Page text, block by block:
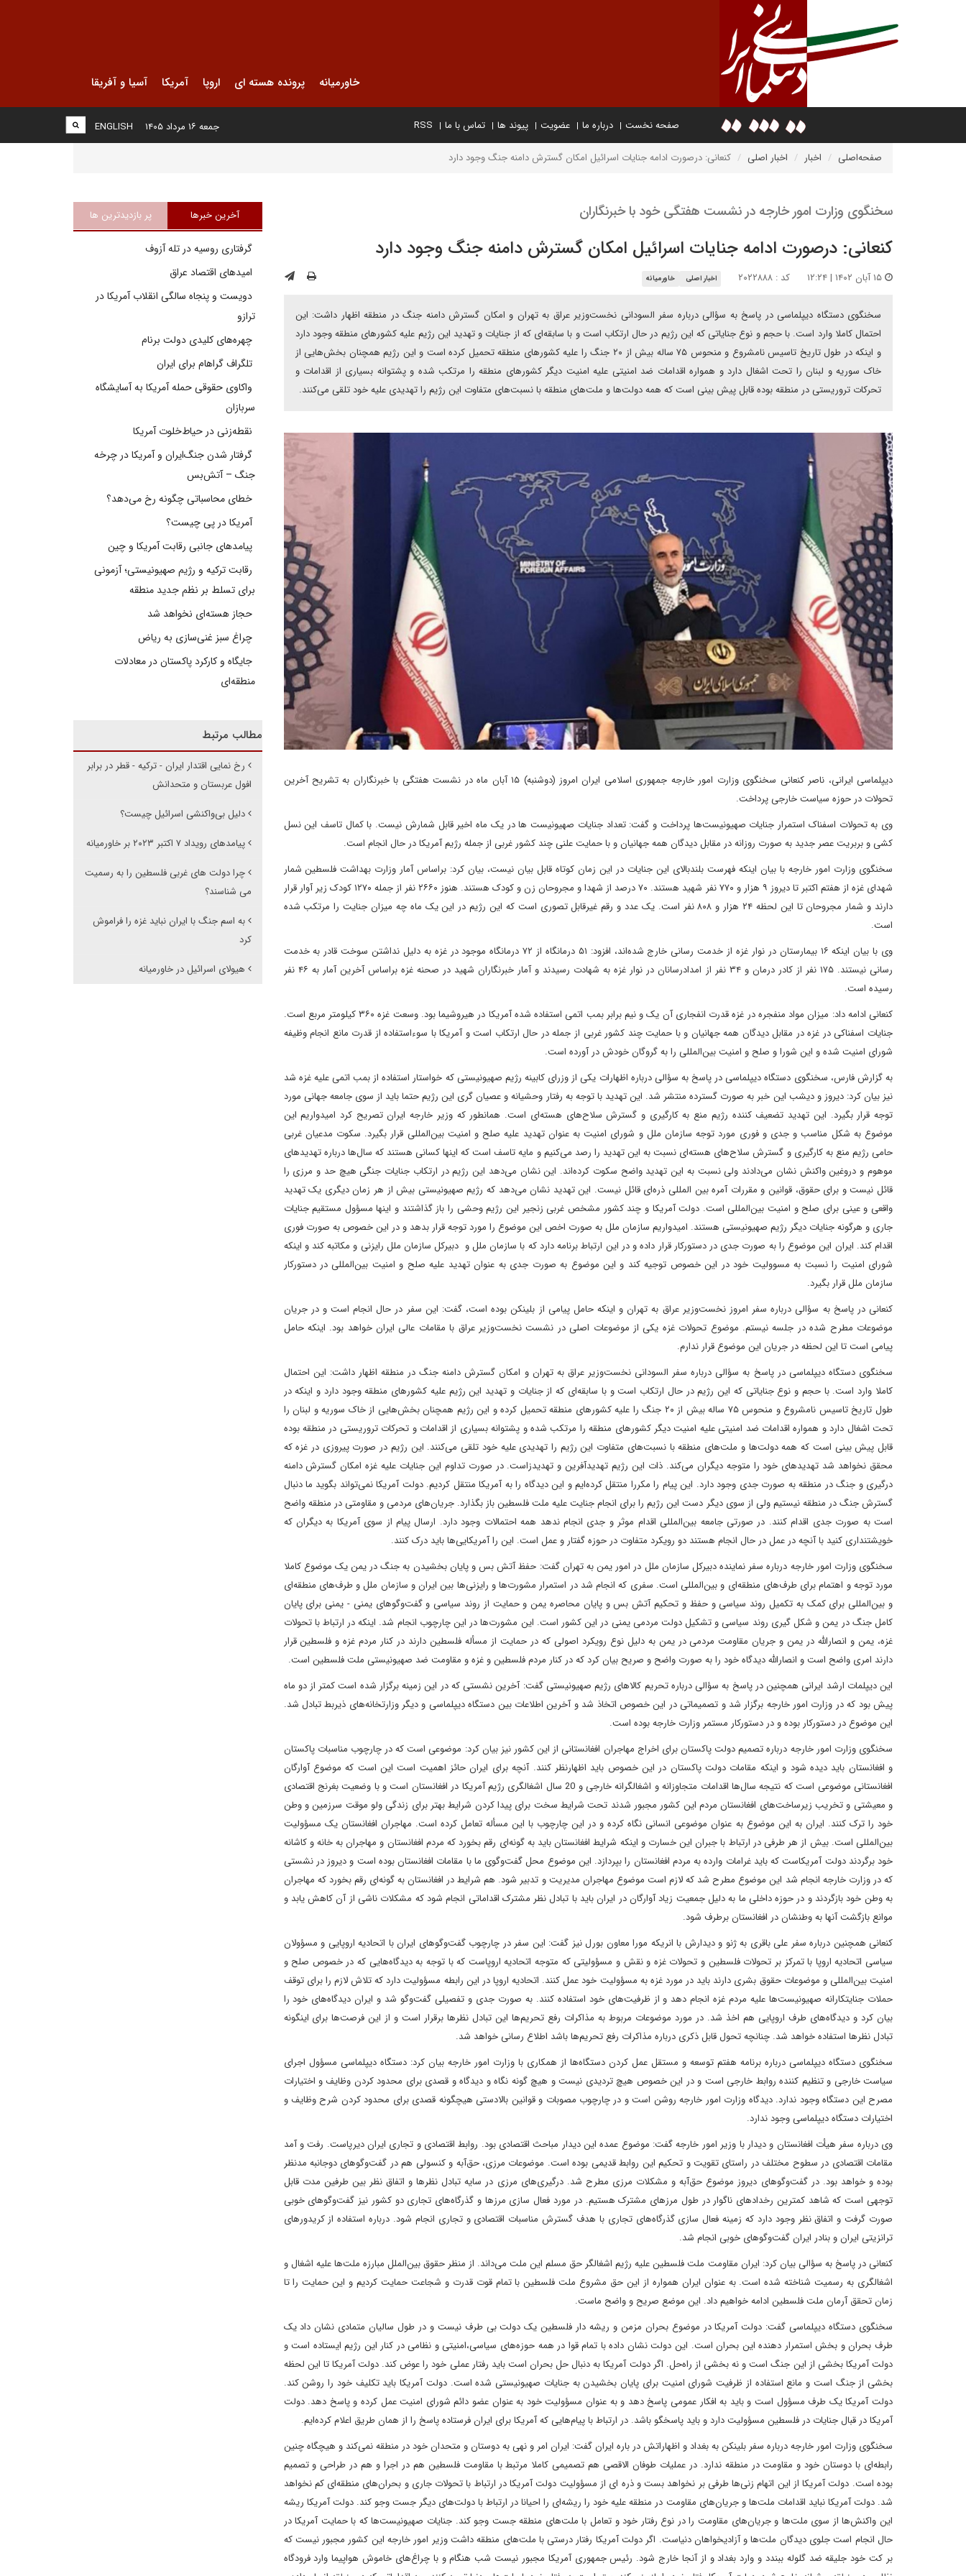
خاورمیانه پرونده هسته ای اروپا آمریکا آسیا و آفریقا
صفحه نخست درباره ما عضویت پیوند ها تماس با ما RSS
ENGLISH جمعه ۱۶ مرداد ۱۴۰۵
صفحه‌اصلی اخبار اخبار اصلی کنعانی: درصورت ادامه جنایات اسرائیل امکان گسترش دامنه جنگ وجود دارد
سخنگوی وزارت امور خارجه در نشست هفتگی خود با خبرنگاران
کنعانی: درصورت ادامه جنایات اسرائیل امکان گسترش دامنه جنگ وجود دارد
کد : ۲۰۲۲۸۸۸ اخبار اصلی خاورمیانه
سخنگوی دستگاه دیپلماسی در پاسخ به سؤالی درباره سفر السودانی نخست‌وزیر عراق به تهران و امکان گسترش دامنه جنگ در منطقه اظهار داشت: این
احتمال کاملا وارد است. با حجم و نوع جنایاتی که این رژیم در حال ارتکاب است و با سابقه‌ای که از جنایات و تهدید این رژیم علیه کشورهای منطقه وجود دارد
و اینکه در طول تاریخ تاسیس نامشروع و منحوس ۷۵ ساله بیش از ۲۰ جنگ را علیه کشورهای منطقه تحمیل کرده است و این رژیم همچنان بخش‌هایی از
خاک سوریه و لبنان را تحت اشغال دارد و همواره اقدامات ضد امنیتی علیه امنیت دیگر کشورهای منطقه را مرتکب شده و پشتوانه بسیاری از اقدامات و
تحرکات تروریستی در منطقه بوده قابل پیش بینی است که همه دولت‌ها و ملت‌های منطقه با نسبت‌های متفاوت این رژیم را تهدیدی علیه خود تلقی می‌کنند.
دیپلماسی ایرانی، ناصر کنعانی سخنگوی وزارت امور خارجه جمهوری اسلامی ایران امروز (دوشنبه) ۱۵ آبان ماه در نشست هفتگی با خبرنگاران به تشریح آخرین
تحولات در حوزه سیاست خارجی پرداخت.
وی به تحولات اسفناک استمرار جنایات صهیونیست‌ها پرداخت و گفت: تعداد جنایات صهیونیست ها در یک ماه اخیر قابل شمارش نیست. با کمال تاسف این نسل
کشی و بربریت عصر جدید به صورت روزانه در مقابل دیدگان همه جهانیان و با حمایت علنی چند کشور غربی از جمله رژیم آمریکا در حال انجام است.
سخنگوی وزارت امور خارجه با بیان اینکه فهرست بلندبالای این جنایات در این زمان کوتاه قابل بیان نیست، بیان کرد: براساس آمار وزارت بهداشت فلسطین شمار
شهدای غزه از هفتم اکتبر تا دیروز ۹ هزار و ۷۷۰ نفر شهید هستند. ۷۰ درصد از شهدا و مجروحان زن و کودک هستند. هنوز ۲۶۶۰ نفر از جمله ۱۲۷۰ کودک زیر آوار قرار
دارند و شمار مجروحان تا این لحظه ۲۴ هزار و ۸۰۸ نفر است. یک عدد و رقم غیرقابل تصوری است که این رژیم در این یک ماه چه میزان جنایت را مرتکب شده
است.
وی با بیان اینکه ۱۶ بیمارستان در نوار غزه از خدمت رسانی خارج شده‌اند، افزود: ۵۱ درمانگاه از ۷۲ درمانگاه موجود در غزه به دلیل نداشتن سوخت قادر به خدمت
رسانی نیستند. ۱۷۵ نفر از کادر درمان و ۳۴ نفر از امدادرسانان در نوار غزه به شهادت رسیدند و آمار خبرنگاران شهید در صحنه غزه براساس آخرین آمار به ۴۶ نفر
رسیده است.
کنعانی ادامه داد: میزان مواد منفجره در غزه قدرت انفجاری آن یک و نیم برابر بمب اتمی استفاده شده آمریکا در هیروشیما بود. وسعت غزه ۳۶۰ کیلومتر مربع است.
جنایات اسفناکی در غزه در مقابل دیدگان همه جهانیان و با حمایت چند کشور غربی از جمله در حال ارتکاب است و آمریکا با سوءاستفاده از قدرت مانع انجام وظیفه
شورای امنیت شده و این شورا و صلح و امنیت بین‌المللی را به گروگان خودش در آورده است.
به گزارش فارس، سخنگوی دستگاه دیپلماسی در پاسخ به سؤالی درباره اظهارات یکی از وزرای کابینه رژیم صهیونیستی که خواستار استفاده از بمب اتمی علیه غزه شد
نیز بیان کرد: دیروز و دیشب این خبر به صورت گسترده منتشر شد. این تهدید با توجه به رفتار وحشیانه و عصیان گری این رژیم حتما باید از سوی جامعه جهانی مورد
توجه قرار بگیرد. این تهدید تضعیف کننده رژیم منع به کارگیری و گسترش سلاح‌های هسته‌ای است. همانطور که وزیر خارجه ایران تصریح کرد امیدواریم این
موضوع به شکل مناسب و جدی و فوری مورد توجه سازمان ملل و شورای امنیت به عنوان تهدید علیه صلح و امنیت بین‌المللی قرار بگیرد. سکوت مدعیان غربی
حامی رژیم منع به کارگیری و گسترش سلاح‌های هسته‌ای نسبت به این تهدید را رصد می‌کنیم و مایه تاسف است که اینها کسانی هستند که سال‌ها درباره تهدیدهای
موهوم و دروغین واکنش نشان می‌دادند ولی نسبت به این تهدید واضح سکوت کرده‌اند. این نشان می‌دهد این رژیم در ارتکاب جنایات جنگی هیچ حد و مرزی را
قائل نیست و برای حقوق، قوانین و مقررات آمره بین المللی ذره‌ای قائل نیست. این تهدید نشان می‌دهد که رژیم صهیونیستی بیش از هر زمان دیگری یک تهدید
واقعی و عینی برای صلح و امنیت بین‌المللی است. دولت آمریکا و چند کشور مشخص غربی زنجیر این رژیم وحشی را باز گذاشتند و اینها مسؤول مستقیم جنایات
جاری و هرگونه جنایات دیگر رژیم صهیونیستی هستند. امیدواریم سازمان ملل به صورت اخص این موضوع را مورد توجه قرار بدهد و در این خصوص به صورت فوری
اقدام کند. ایران این موضوع را به صورت جدی در دستورکار قرار داده و در این ارتباط برنامه دارد که با سازمان ملل و دبیرکل سازمان ملل رایزنی و مکاتبه کند و اینکه
شورای امنیت را نسبت به مسوولیت خود در این خصوص توجیه کند و این موضوع به صورت جدی به عنوان تهدید علیه صلح و امنیت بین‌المللی در دستورکار
سازمان ملل قرار بگیرد.
کنعانی در پاسخ به سؤالی درباره سفر امروز نخست‌وزیر عراق به تهران و اینکه حامل پیامی از بلینکن بوده است، گفت:‌ این سفر در حال انجام است و در جریان
موضوعات مطرح شده در جلسه نیستم. موضوع تحولات غزه یکی از موضوعات اصلی در نشست نخست‌وزیر عراق با مقامات عالی ایران خواهد بود. اینکه حامل
پیامی است تا این لحظه در جریان این موضوع قرار ندارم.
سخنگوی دستگاه دیپلماسی در پاسخ به سؤالی درباره سفر السودانی نخست‌وزیر عراق به تهران و امکان گسترش دامنه جنگ در منطقه اظهار داشت: این احتمال
کاملا وارد است. با حجم و نوع جنایاتی که این رژیم در حال ارتکاب است و با سابقه‌ای که از جنایات و تهدید این رژیم علیه کشورهای منطقه وجود دارد و اینکه در
طول تاریخ تاسیس نامشروع و منحوس ۷۵ ساله بیش از ۲۰ جنگ را علیه کشورهای منطقه تحمیل کرده و این رژیم همچنان بخش‌هایی از خاک سوریه و لبنان را
تحت اشغال دارد و همواره اقدامات ضد امنیتی علیه امنیت دیگر کشورهای منطقه را مرتکب شده و پشتوانه بسیاری از اقدامات و تحرکات تروریستی در منطقه بوده
قابل پیش بینی است که همه دولت‌ها و ملت‌های منطقه با نسبت‌های متفاوت این رژیم را تهدیدی علیه خود تلقی می‌کنند. این رژیم در صورت پیروزی در غزه که
محقق نخواهد شد تهدیدهای خود را متوجه دیگران می‌کند. ذات این رژیم تهدیدآفرین و تهدیدزاست. در صورت تداوم این جنایات علیه غزه امکان گسترش دامنه
درگیری و جنگ در منطقه به صورت جدی وجود دارد. این پیام را مکررا منتقل کرده‌ایم و این دیدگاه را به آمریکا منتقل کردیم. دولت آمریکا نمی‌تواند بگوید ما دنبال
گسترش جنگ در منطقه نیستیم ولی از سوی دیگر دست این رژیم را برای انجام جنایت علیه ملت فلسطین باز بگذارد. جریان‌های مردمی و مقاومتی در منطقه واضح
است به صورت جدی اقدام کنند. در صورتی جامعه بین‌المللی اقدام موثر و جدی انجام ندهد همه احتمالات وجود دارد. ارسال پیام از سوی آمریکا به دیگران که
خویشتنداری کنید با آنچه در عمل در حال انجام هستند دو رویکرد متفاوت در حوزه گفتار و عمل است. این را آمریکایی‌ها باید درک کنند.
سخنگوی وزارت امور خارجه درباره سفر نماینده دبیرکل سازمان ملل در امور یمن به تهران گفت: حفظ آتش بس و پایان بخشیدن به جنگ در یمن یک موضوع کاملا
مورد توجه و اهتمام برای طرف‌های منطقه‌ای و بین‌المللی است. سفری که انجام شد در استمرار مشورت‌ها و رایزنی‌ها بین ایران و سازمان ملل و طرف‌های منطقه‌ای
و بین‌المللی برای کمک به تکمیل روند سیاسی و حفظ و تحکیم آتش بس و پایان محاصره یمن و حمایت از روند سیاسی و گفت‌وگوهای یمنی - یمنی برای پایان
کامل جنگ در یمن و شکل گیری روند سیاسی و تشکیل دولت مردمی یمنی در این کشور است. این مشورت‌ها در این چارچوب انجام شد. اینکه در ارتباط با تحولات
غزه، یمن و انصارالله در یمن و جریان مقاومت مردمی در یمن به دلیل نوع رویکرد اصولی که در حمایت از مسأله فلسطین دارند در کنار مردم غزه و فلسطین قرار
دارند امری واضح است و انصارالله دیدگاه خود را به صورت واضح و صریح بیان کرد که در کنار مردم فلسطین و غزه و مقاومت ضد صهیونیستی ملت فلسطین است.
این دیپلمات ارشد ایرانی همچنین در پاسخ به سؤالی درباره تحریم کالاهای رژیم صهیونیستی گفت: آخرین نشستی که در این زمینه برگزار شده است کمتر از دو ماه
پیش بود که در وزارت امور خارجه برگزار شد و تصمیماتی در این خصوص اتخاذ شد و آخرین اطلاعات بین دستگاه دیپلماسی و دیگر وزارتخانه‌های ذیربط تبادل شد.
این موضوع در دستورکار بوده و در دستورکار مستمر وزارت خارجه بوده است.
سخنگوی وزارت امور خارجه درباره تصمیم دولت پاکستان برای اخراج مهاجران افغانستانی از این کشور نیز بیان کرد: موضوعی است که در چارچوب مناسبات پاکستان
و افغانستان باید دیده شود و اینکه مقامات دولت پاکستان در این خصوص باید اظهارنظر کنند. آنچه برای ایران حائز اهمیت است این است که موضوع آوارگان
افغانستانی موضوعی است که نتیجه سال‌ها اقدامات متجاوزانه و اشغالگرانه خارجی و 20 سال اشغالگری رژیم آمریکا در افغانستان است و با وضعیت بغرنج اقتصادی
و معیشتی و تخریب زیرساخت‌های افغانستان مردم این کشور مجبور شدند تحت شرایط سخت برای پیدا کردن شرایط بهتر برای زندگی ولو موقت سرزمین و وطن
خود را ترک کنند. ایران به این موضوع به عنوان موضوعی انسانی نگاه کرده و در این چارچوب با این مسأله تعامل کرده است. مهاجران افغانستان یک مسؤولیت
بین‌المللی است. بیش از هر طرفی در ارتباط با جبران این خسارت و اینکه شرایط افغانستان باید به گونه‌ای رقم بخورد که مردم افغانستان و مهاجران به خانه و کاشانه
خود برگردند دولت آمریکاست که باید غرامات وارده به مردم افغانستان را بپردازد. این موضوع محل گفت‌وگوی ما با مقامات افغانستان بوده است و دیروز در نشستی
که در وزارت خارجه انجام شد این موضوع مطرح شد که لازم است موضوع مهاجران مدیریت و تدبیر شود. هم شرایط در افغانستان به گونه‌ای رقم بخورد که مهاجران
به وطن خود بازگردند و در حوزه داخلی ما به دلیل جمعیت زیاد آوارگان در ایران باید با تبادل نظر مشترک اقداماتی انجام شود که مشکلات ناشی از آن کاهش یابد و
موانع بازگشت آنها به وطنشان در افغانستان برطرف شود.
کنعانی همچنین درباره سفر علی باقری به ژنو و دیدارش با انریکه مورا معاون بورل نیز گفت: این سفر در چارچوب گفت‌وگوهای ایران با اتحادیه اروپایی و مسؤولان
سیاسی اتحادیه اروپا با تمرکز بر تحولات فلسطین و تحولات غزه و نقش و مسؤولیتی که متوجه اتحادیه اروپاست که با توجه به دیدگاه‌هایی که در خصوص صلح و
امنیت بین‌المللی و موضوعات حقوق بشری دارند باید در مورد غزه به مسؤولیت خود عمل کنند. اتحادیه اروپا در این رابطه مسؤولیت دارد که تلاش لازم را برای توقف
حملات جنایتکارانه صهیونیست‌ها علیه مردم غزه انجام دهد و از ظرفیت‌های خود استفاده کنند. به صورت جدی و تفصیلی گفت‌وگو شد و ایران دیدگاه‌های خود را
بیان کرد و دیدگاه‌های طرف اروپایی هم اخذ شد. در مورد موضوعات مربوط به مذاکرات رفع تحریم‌ها این تبادل نظرها برقرار است و از این فرصت‌ها برای اینگونه
تبادل نظرها استفاده خواهد شد. چنانچه تحول قابل ذکری درباره مذاکرات رفع تحریم‌ها باشد اطلاع رسانی خواهد شد.
سخنگوی دستگاه دیپلماسی درباره برنامه هفتم توسعه و مستقل عمل کردن دستگاه‌ها از همکاری با وزارت امور خارجه بیان کرد: دستگاه دیپلماسی مسؤول اجرای
سیاست خارجی و تنظیم کننده روابط خارجی است و در این خصوص هیچ تردیدی نیست و هیچ گونه نگاه و دیدگاه و قصدی برای محدود کردن وظایف و اختیارات
مصرح این دستگاه وجود ندارد. دیدگاه وزارت امور خارجه روشن است و در چارچوب مصوبات و قوانین بالادستی هیچگونه قصدی برای محدود کردن شرح وظایف و
اختیارات دستگاه‌ دیپلماسی وجود ندارد.
وی درباره سفر هیأت افغانستان و دیدار با وزیر امور خارجه گفت: موضوع عمده این دیدار مباحث اقتصادی بود. روابط اقتصادی و تجاری ایران دیرپاست. رفت و آمد
مقامات اقتصادی در سطوح مختلف در راستای تقویت و تحکیم این روابط قدیمی بوده است. موضوعات مرزی، حق‌آبه و کنسولی هم در گفت‌وگوهای دوجانبه مدنظر
بوده و خواهد بود. در گفت‌وگوهای دیروز موضوع حق‌آبه و مشکلات مرزی مطرح شد. درگیری‌های مرزی در سایه تبادل نظرها و اتفاق نظر بین طرفین مدت قابل
توجهی است که شاهد کمترین رخدادهای ناگوار در طول مرزهای مشترک هستیم. در مورد فعال سازی مرزها و گذرگاه‌های تجاری دو کشور نیز گفت‌وگوهای خوبی
صورت گرفت و اتفاق نظر وجود دارد که زمینه فعال سازی گذرگاه‌های تجاری با هدف گسترش مناسبات اقتصادی و تجاری انجام شود. درباره استفاده از کریدورهای
ترانزیتی ایران و بنادر ایران گفت‌وگوهای خوبی انجام شد.
کنعانی در پاسخ به سؤالی بیان کرد: ایران مقاومت ملت فلسطین علیه رژیم اشغالگر حق مسلم این ملت می‌داند. از منظر حقوق بین‌الملل مبارزه ملت‌ها علیه اشغال و
اشغالگری به رسمیت شناخته شده است. به عنوان ایران همواره از این حق مشروع ملت فلسطین با تمام قوت قدرت و شجاعت حمایت کردیم و این حمایت را تا
زمان تحقق آرمان ملت فلسطین ادامه خواهیم داد. این موضع صریح و واضح ماست.
سخنگوی دستگاه دیپلماسی گفت: دولت آمریکا در موضوع بحران مزمن و ریشه دار فلسطین یک دولت بی طرف نیست و در طول سالیان متمادی نشان داد یک
طرف بحران و بخش استمرار دهنده این بحران است. این دولت نشان داده با تمام قوا در همه حوزه‌های سیاسی،‌امنیتی و نظامی در کنار این رژیم ایستاده است و
دولت آمریکا بخشی از این جنگ است و نه بخشی از راه‌حل. اگر دولت آمریکا به دنبال حل بحران است باید رفتار عملی خود را عوض کند. دولت آمریکا تا این لحظه
بخشی از جنگ است و مانع استفاده از ظرفیت شورای امنیت برای پایان بخشیدن به جنایات صهیونیستی شده است. دولت آمریکا باید تکلیف خود را روشن کند.
دولت آمریکا یک طرف مسؤول است و باید به افکار عمومی پاسخ دهد و به عنوان مسؤولیت خود به عنوان عضو دائم شورای امنیت عمل کرده و پاسخ دهد. دولت
آمریکا در قبال جنایات در فلسطین مسؤولیت دارد و باید پاسخگو باشد. در ارتباط با پیام‌هایی که آمریکا برای ایران فرستاده پاسخ را از همان طریق اعلام کرده‌ایم.
سخنگوی وزارت امور خارجه درباره سفر بلینکن به بغداد و اظهاراتش در باره ایران گفت: ایران امر و نهی به دوستان و متحدان خود در منطقه نمی‌کند و هیچگاه چنین
رابطه‌ای با دوستان خود و مقاومت در منطقه ندارد. در عملیات طوفان الاقصی هم تصمیمی کاملا مرتبط با مقاومت فلسطین هم در اجرا و هم در طراحی و تصمیم
بوده است. دولت آمریکا از این اتهام زنی‌ها طرفی بر نخواهد بست و ذره ای از مسؤولیت دولت آمریکا در ارتباط با تحولات جاری و بحران‌های منطقه‌ای کم نخواهد
شد. دولت آمریکا نباید اقدامات ملت‌ها و جریان‌های مقاومت در منطقه علیه خود را ریشه‌ای را احیانا در ارتباط با دولت‌های دیگر جست وجو کند. دولت آمریکا ریشه
این واکنش‌ها از سوی ملت‌ها و جریان‌های مقاومت را در نوع رفتار خود و تعامل با ملت‌های منطقه جست وجو کند. جنایات صهیونیست‌ها که با حمایت آمریکا در
حال انجام است جلوی دیدگان ملت‌ها و آزادیخواهان دنیاست. اگر دولت آمریکا رفتار درستی با ملت‌های منطقه داشت وزیر امور خارجه این کشور مجبور نیست که
بر کت خود جلیقه ضد گلوله ببندد و وارد بغداد و از آنجا خارج شود. رئیس جمهوری آمریکا مجبور نیست شب هنگام و با چراغ‌های خاموش هواپیما وارد فرودگاه
آخرین خبرها پر بازدیدترین ها
گرفتاری روسیه در تله آزوف
امیدهای اقتصاد عراق
دویست و پنجاه سالگی انقلاب آمریکا در
ترازو
چهره‌های کلیدی دولت برنام
تلگراف گراهام برای ایران
واکاوی حقوقی حمله آمریکا به آسایشگاه
سربازان
نقطه‌زنی در حیاط‌خلوت آمریکا
گرفتار شدن جنگ‌ایران و آمریکا در چرخه
جنگ – آتش‌بس
خطای محاسباتی چگونه رخ می‌دهد؟
آمریکا در پی چیست؟
پیامدهای جانبی رقابت آمریکا و چین
رقابت ترکیه و رژیم صهیونیستی؛ آزمونی
برای تسلط بر نظم جدید منطقه
حجاز هسته‌ای نخواهد شد
چراغ سبز غنی‌سازی به ریاض
جایگاه و کارکرد پاکستان در معادلات
منطقه‌ای
مطالب مرتبط
رخ نمایی اقتدار ایران - ترکیه - قطر در برابر
افول عربستان و متحدانش
دلیل بی‌واکنشی اسرائیل چیست؟
پیامدهای رویداد ۷ اکتبر ۲۰۲۳ بر خاورمیانه
چرا دولت های غربی فلسطین را به رسمیت
می شناسند؟
به اسم جنگ با ایران نباید غزه را فراموش
کرد
هیولای اسرائیل در خاورمیانه